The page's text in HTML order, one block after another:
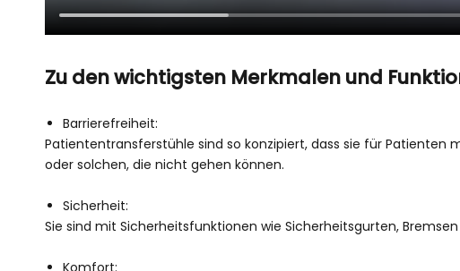
Zu den wichtigsten Merkmalen und
Barrierefreiheit:
Patiententransferstühle sind so konzipiert, dass sie für
oder solchen, die nicht gehen können.
Sicherheit:
Sie sind mit Sicherheitsfunktionen wie Sicherheitsgurten,
Komfort: